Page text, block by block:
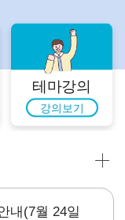
테마강의
강의보기
내(7월 24일